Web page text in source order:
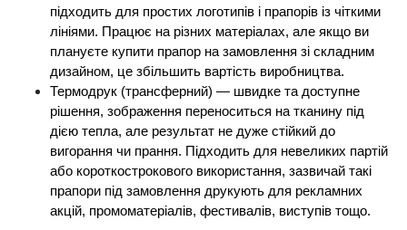
підходить для простих логотипів і прапорів із чіткими
лініями. Працює на різних матеріалах, але якщо ви
плануєте купити прапор на замовлення зі складним
дизайном, це збільшить вартість виробництва.
Термодрук (трансферний) — швидке та доступне
рішення, зображення переноситься на тканину під
дією тепла, але результат не дуже стійкий до
вигорання чи прання. Підходить для невеликих партій
прапори під замовлення друкують для рекламних
акцій, промоматеріалів, фестивалів, виступів тощо.